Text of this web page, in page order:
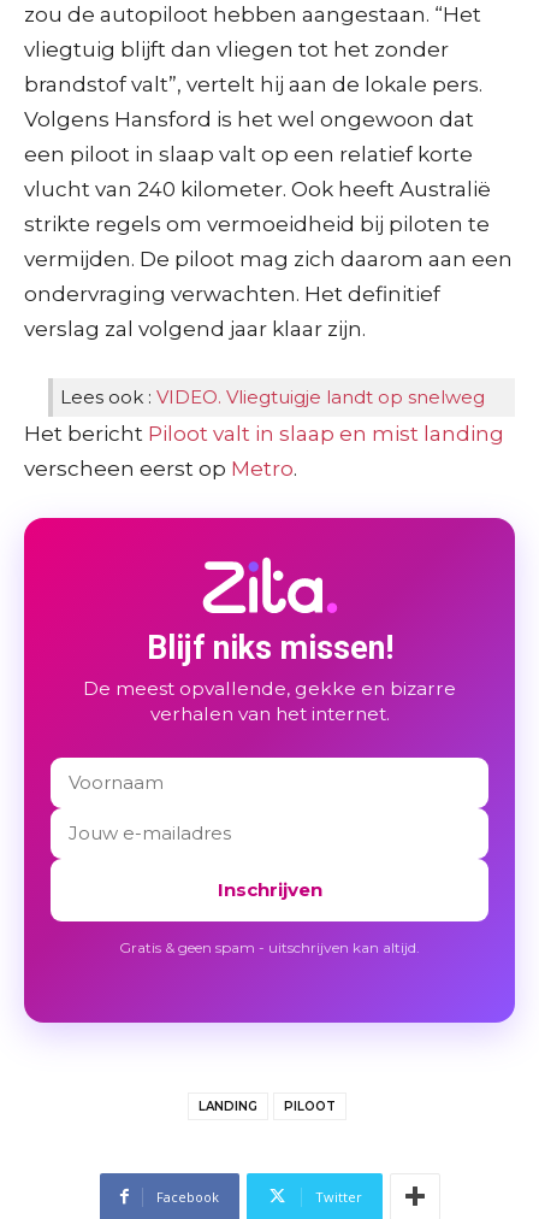
zou de autopiloot hebben aangestaan. “Het
vliegtuig blijft dan vliegen tot het zonder
brandstof valt”, vertelt hij aan de lokale pers.
Volgens Hansford is het wel ongewoon dat
een piloot in slaap valt op een relatief korte
vlucht van 240 kilometer. Ook heeft Australië
strikte regels om vermoeidheid bij piloten te
vermijden. De piloot mag zich daarom aan een
ondervraging verwachten. Het definitief
verslag zal volgend jaar klaar zijn.
Lees ook : VIDEO. Vliegtuigje landt op snelweg
Het bericht Piloot valt in slaap en mist landing
verscheen eerst op Metro.
Blijf niks missen!
De meest opvallende, gekke en bizarre
verhalen van het internet.
Inschrijven
Gratis & geen spam - uitschrijven kan altijd.
LANDING PILOOT
Facebook Twitter